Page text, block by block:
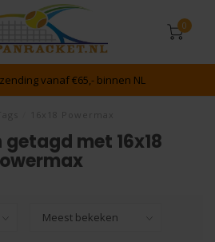
0
dé racket en bespan
met 16x18